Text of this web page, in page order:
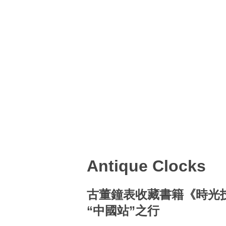
Antique Clocks
古董鐘表收藏書籍《時光
“中國站”之行